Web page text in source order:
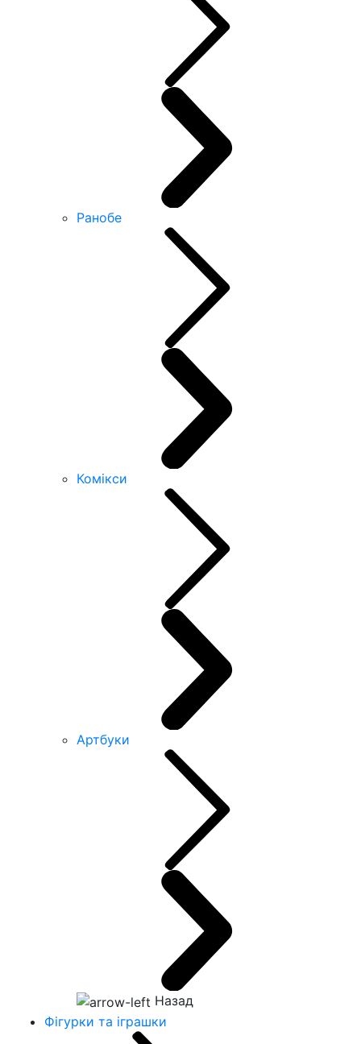
Ранобе
Комікси
Артбуки
Назад
Фігурки та іграшки